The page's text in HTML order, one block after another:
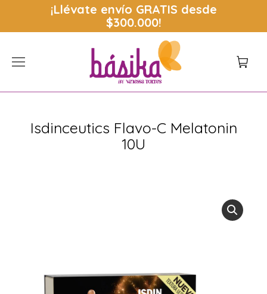
¡Llévate envío GRATIS desde
$300.000!
Isdinceutics Flavo-C Melatonin
10U